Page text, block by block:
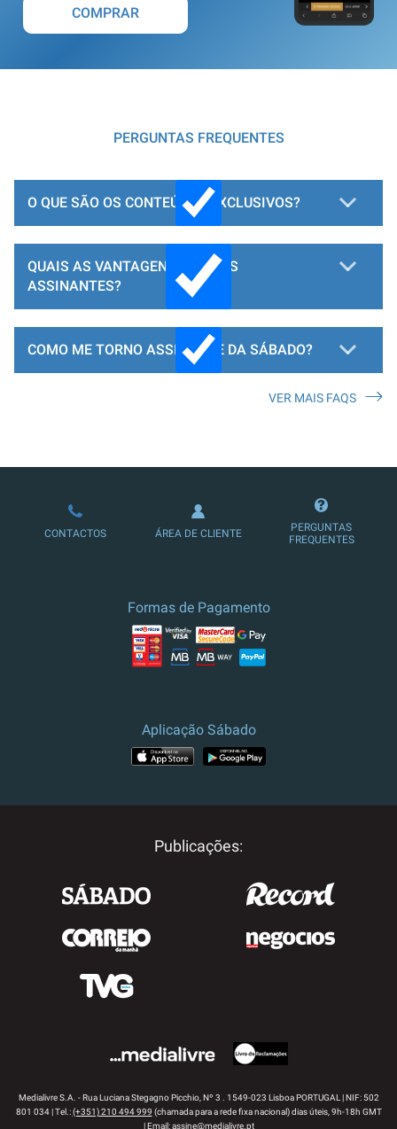
COMPRAR
PERGUNTAS FREQUENTES
O QUE SÃO OS CONTEÚDOS EXCLUSIVOS?
QUAIS AS VANTAGENS PARA OS
ASSINANTES?
COMO ME TORNO ASSINANTE DA SÁBADO?
LOJA DE ASSINATURAS
VER MAIS FAQS
CONTACTOS ÁREA DE CLIENTE
PERGUNTAS
FREQUENTES
Formas de Pagamento
Aplicação Sábado
Publicações:
Medialivre S.A. - Rua Luciana Stegagno Picchio, Nº 3 . 1549-023 Lisboa PORTUGAL | NIF: 502
801 034 | Tel.:(+351) 210 494 999 (chamada para a rede fixa nacional) dias úteis, 9h-18h GMT
| Email:assine@medialivre.pt